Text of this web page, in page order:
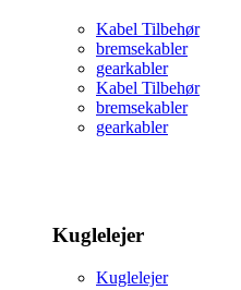
Kabel Tilbehør
bremsekabler
gearkabler
Kabel Tilbehør
bremsekabler
gearkabler
Kuglelejer
Kuglelejer